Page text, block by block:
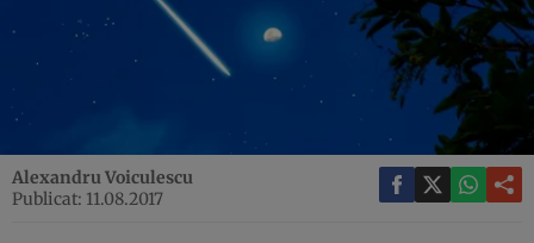
Alexandru Voiculescu
Publicat: 11.08.2017